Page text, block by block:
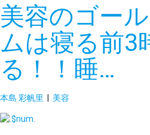
美容のゴー
ムは寝る前3
る！！睡…
本島 彩帆里 | 美容